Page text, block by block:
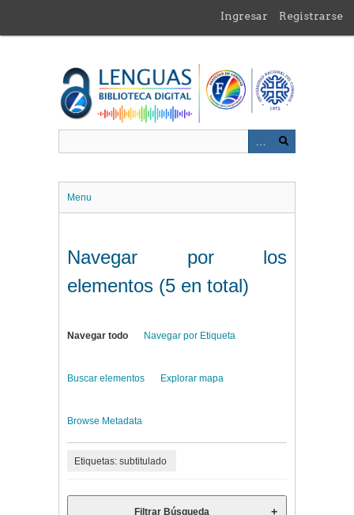
contenido
Ingresar Registrarse
Menu
Navegar por los
elementos (5 en total)
Navegar todo Navegar por Etiqueta
Buscar elementos Explorar mapa
Browse Metadata
Etiquetas: subtitulado
Filtrar Búsqueda